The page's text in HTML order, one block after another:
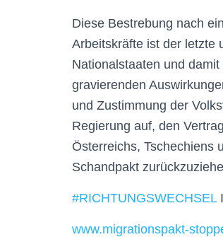
Diese Bestrebung nach
Arbeitskräfte ist der letzte
Nationalstaaten und
gravierenden
und Zustimmung der
Regierung auf, den
Österreichs, Tschechiens
Schandpakt
#RICHTUNGSWECHSEL
www.migrationspakt-